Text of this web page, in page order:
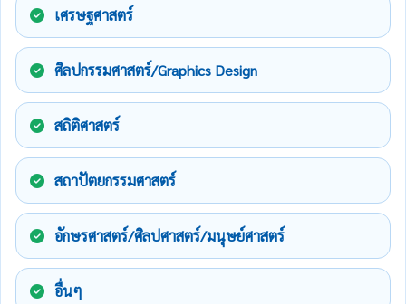
เศรษฐศาสตร์
ศิลปกรรมศาสตร์/Graphics Design
สถิติศาสตร์
สถาปัตยกรรมศาสตร์
อักษรศาสตร์/ศิลปศาสตร์/มนุษย์ศาสตร์
อื่นๆ